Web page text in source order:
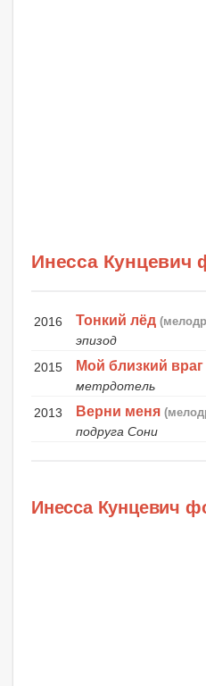
Инесса Кунцевич
2016 Тонкий лёд
эпизод
2015
Мой близкий враг
метрдотель
2013
Верни меня
подруга Сони
Инесса Кунцевич